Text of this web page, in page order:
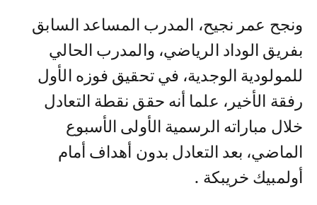
ونجح عمر نجيح، المدرب المساعد السابق
بفريق الوداد الرياضي، والمدرب الحالي
للمولودية الوجدية، في تحقيق فوزه الأول
رفقة الأخير، علما أنه حقق نقطة التعادل
خلال مباراته الرسمية الأولى الأسبوع
الماضي، بعد التعادل بدون أهداف أمام
أولمبيك خريبكة .